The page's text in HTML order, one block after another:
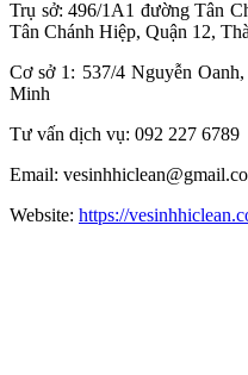
Trụ sở: 496/1A1 đường Tân
Tân Chánh Hiệp, Quận 12,
Cơ sở 1: 537/4 Nguyễn
Minh
Tư vấn dịch vụ: 092 227 6789
Email:
Website: https://